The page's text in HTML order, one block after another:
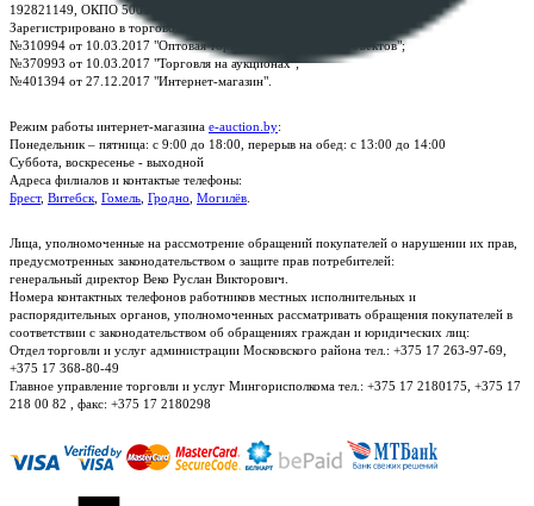
192821149, ОКПО 500111895000
Зарегистрировано в торговом реестре Республики Беларусь:
№310994 от 10.03.2017 "Оптовая торговля без торговых объектов";
№370993 от 10.03.2017 "Торговля на аукционах";
№401394 от 27.12.2017 "Интернет-магазин".
Режим работы интернет-магазина e-auction.by:
Понедельник – пятница: с 9:00 до 18:00, перерыв на обед: с 13:00 до 14:00
Суббота, воскресенье - выходной
Адреса филиалов и контактые телефоны:
Брест, Витебск Гомель Гродно Могилёв
Лица, уполномоченные на рассмотрение обращений покупателей о нарушении их прав,
предусмотренных законодательством о защите прав потребителей:
генеральный директор Веко Руслан Викторович.
Номера контактных телефонов работников местных исполнительных и
распорядительных органов, уполномоченных рассматривать обращения покупателей в
соответствии с законодательством об обращениях граждан и юридических лиц:
Отдел торговли и услуг администрации Московского района тел.: +375 17 263-97-69,
+375 17 368-80-49
Главное управление торговли и услуг Мингорисполкома тел.: +375 17 2180175, +375 17
218 00 82 , факс: +375 17 2180298